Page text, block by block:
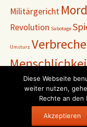
Militärgericht Mord
Revolution Sabotage
Umsturz
Volksgerichtshof Vormärz
Weltkrieg
Diese Webseite
weiter nutzen,
Rechte an den
Akzeptieren